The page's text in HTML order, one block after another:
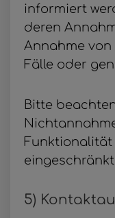
informiert
deren
Annahme
Fälle oder
Bitte
Funktionalität
5)